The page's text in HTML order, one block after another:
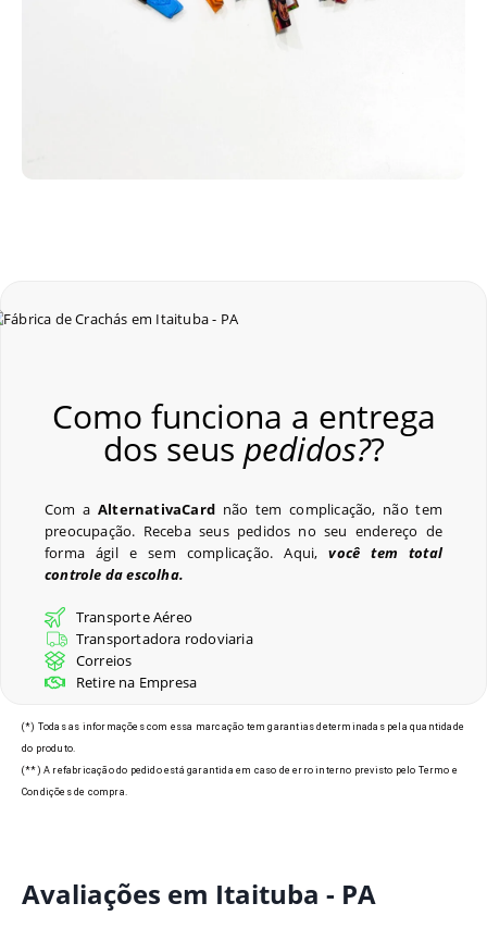
Como funciona a entrega
dos seus pedidos??
Com aAlternativaCard não tem complicação, não tem
preocupação. Receba seus pedidos no seu endereço de
forma ágil e sem complicação. Aqui,você tem total
controle da escolha.
Transporte Aéreo
Transportadora rodoviaria
Correios
Retire na Empresa
(*) Todas as informações com essa marcação tem garantias determinadas pela quantidade
do produto.
(**) A refabricação do pedido está garantida em caso de erro interno previsto pelo Termo e
Condições de compra.
Avaliações em Itaituba - PA